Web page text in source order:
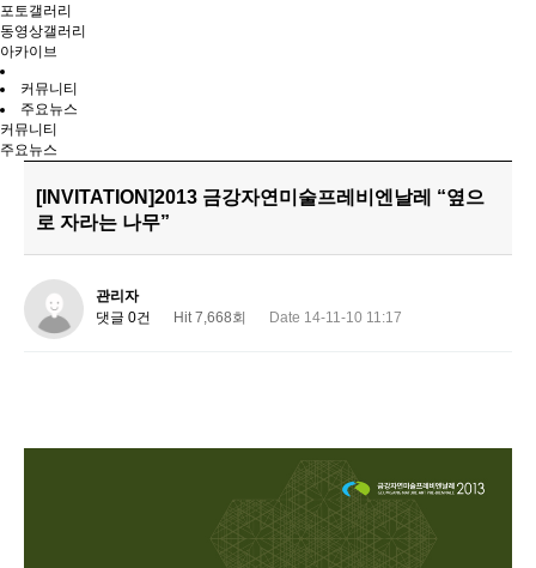
포토갤러리
동영상갤러리
아카이브
커뮤니티
주요뉴스
커뮤니티
주요뉴스
[INVITATION]2013 금강자연미술프레비엔날레 “옆으
로 자라는 나무”
관리자
댓글 0건
Hit 7,668회 Date 14-11-10 11:17